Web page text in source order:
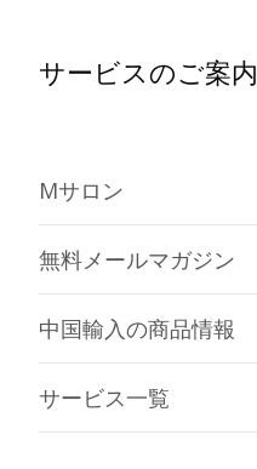
サービスのご案内
Mサロン
無料メールマガジン
中国輸入の商品情報
サービス一覧